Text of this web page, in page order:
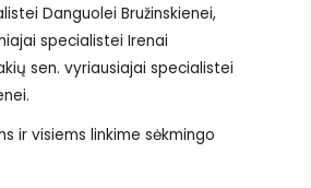
Danguolei Bružinskienei,
specialistei Irenai
sen. vyriausiajai specialistei
ir visiems linkime sėkmingo